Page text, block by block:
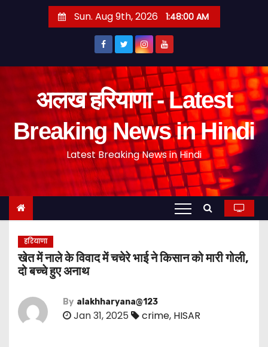
Sun. Aug 9th, 2026 1:48:01 AM
अलख हरियाणा - Latest
Breaking News in Hindi
Latest Breaking News in Hindi
हरियाणा
खेत में नाले के विवाद में चचेरे भाई ने किसान को मारी गोली,
दो बच्चे हुए अनाथ
By alakhharyana@123
Jan 31, 2025 crime, HISAR